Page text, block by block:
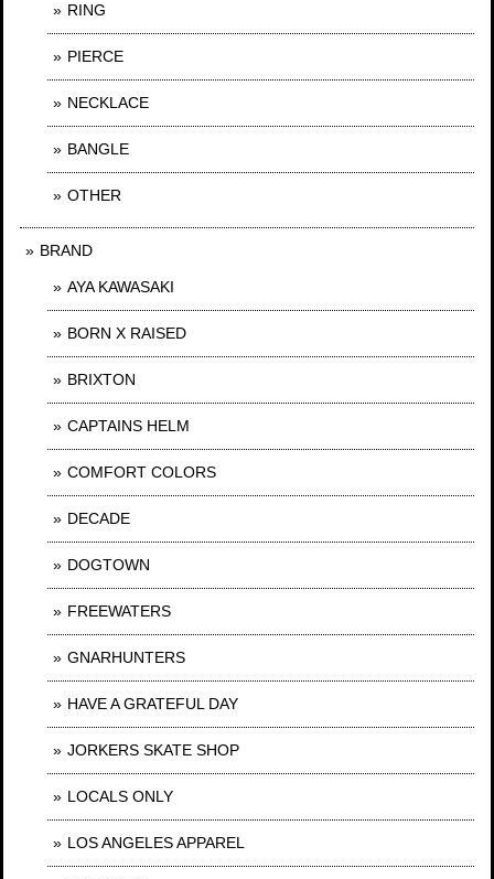
RING
PIERCE
NECKLACE
BANGLE
OTHER
BRAND
AYA KAWASAKI
BORN X RAISED
BRIXTON
CAPTAINS HELM
COMFORT COLORS
DECADE
DOGTOWN
FREEWATERS
GNARHUNTERS
HAVE A GRATEFUL DAY
JORKERS SKATE SHOP
LOCALS ONLY
LOS ANGELES APPAREL